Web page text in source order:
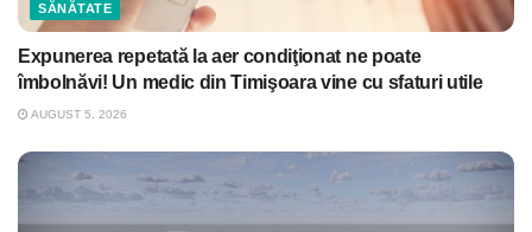
SĂNĂTATE
Expunerea repetată la aer condiţionat ne poate
îmbolnăvi! Un medic din Timişoara vine cu sfaturi utile
AUGUST 5, 2026